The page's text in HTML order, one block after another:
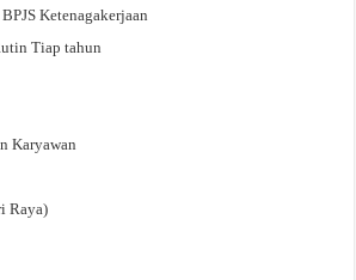
Ketenagakerjaan
Tiap tahun
Karyawan
Raya)